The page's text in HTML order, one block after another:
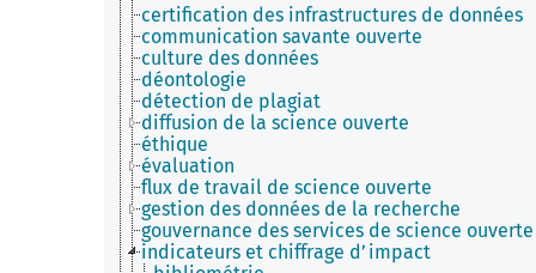
certification des infrastructures de données
communication savante ouverte
culture des données
déontologie
détection de plagiat
diffusion de la science ouverte
éthique
évaluation
flux de travail de science ouverte
gestion des données de la recherche
gouvernance des services de science ouverte
indicateurs et chiffrage d’impact